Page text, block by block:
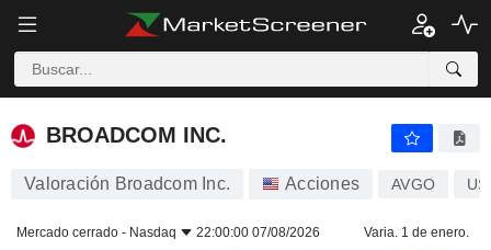
BROADCOM INC.
BROADCOM INC.
Valoración Broadcom Inc. Acciones AVGO
Mercado cerrado - Nasdaq 22:00:00 07/08/2026 Varia. 1 de enero.